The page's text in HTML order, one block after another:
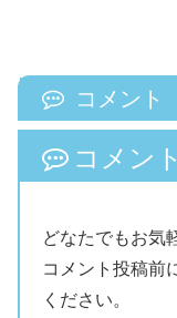
コメント
コメン
どなたでもお気
コメント投稿前に
ください。